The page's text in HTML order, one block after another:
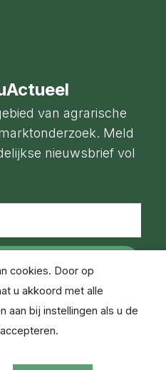
van agrarische
Meld
nieuwsbrief vol
2021
cookies. Door op
u akkoord met alle
aan bij instellingen als u de